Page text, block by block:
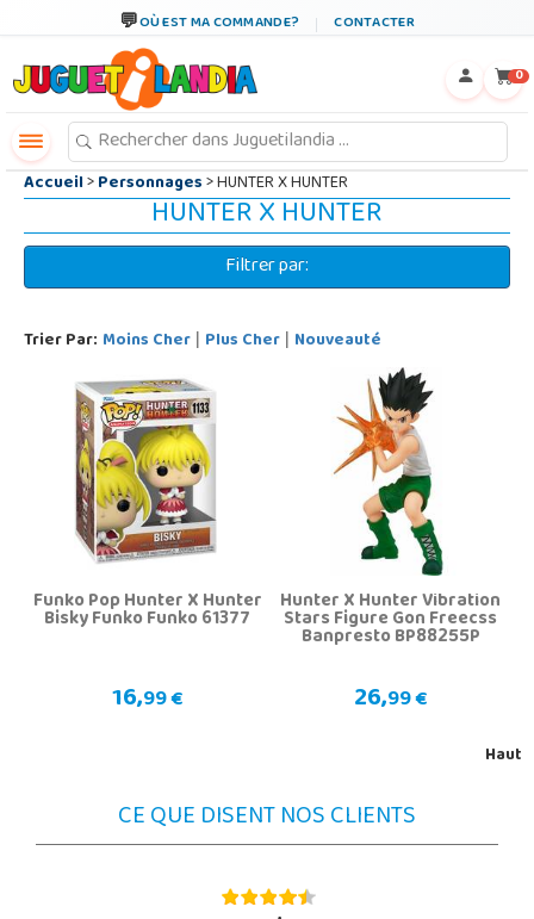
OÙ EST MA COMMANDE? CONTACTER
0
Accueil>Personnages> HUNTER X HUNTER
HUNTER X HUNTER
Filtrer par:
Trier Par: Moins Cher | Plus Cher | Nouveauté
Funko Pop Hunter X Hunter
Bisky Funko Funko 61377
16,99 €
Hunter X Hunter Vibration
Stars Figure Gon Freecss
Banpresto BP88255P
26,99 €
Haut
CE QUE DISENT NOS CLIENTS